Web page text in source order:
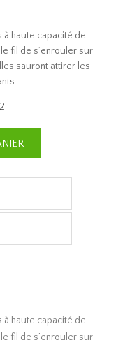
à haute capacité de
fil de s’enrouler sur
sauront attirer les
à haute capacité de
fil de s’enrouler sur